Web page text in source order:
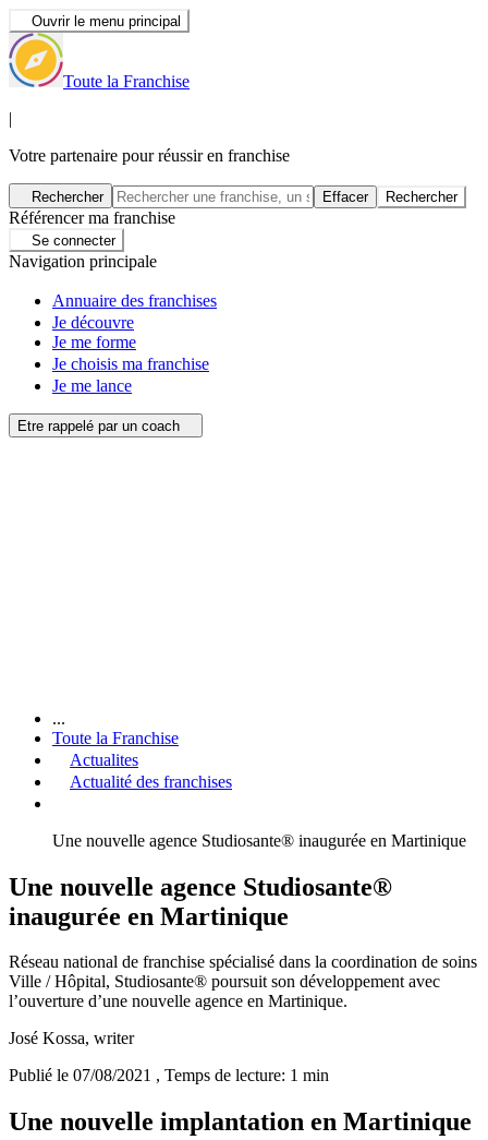
Ouvrir le menu principal
Toute la Franchise
|
Votre partenaire pour réussir en franchise
Rechercher Effacer Rechercher
Référencer ma franchise
Se connecter
Navigation principale
Annuaire des franchises
Je découvre
Je me forme
Je choisis ma franchise
Je me lance
Etre rappelé par un coach
...
Toute la Franchise
Actualites
Actualité des franchises
Une nouvelle agence Studiosante® inaugurée en Martinique
Une nouvelle agence Studiosante®
inaugurée en Martinique
Réseau national de franchise spécialisé dans la coordination de soins
Ville / Hôpital, Studiosante® poursuit son développement avec
l’ouverture d’une nouvelle agence en Martinique.
José Kossa, writer
Publié le 07/08/2021 , Temps de lecture: 1 min
Une nouvelle implantation en Martinique